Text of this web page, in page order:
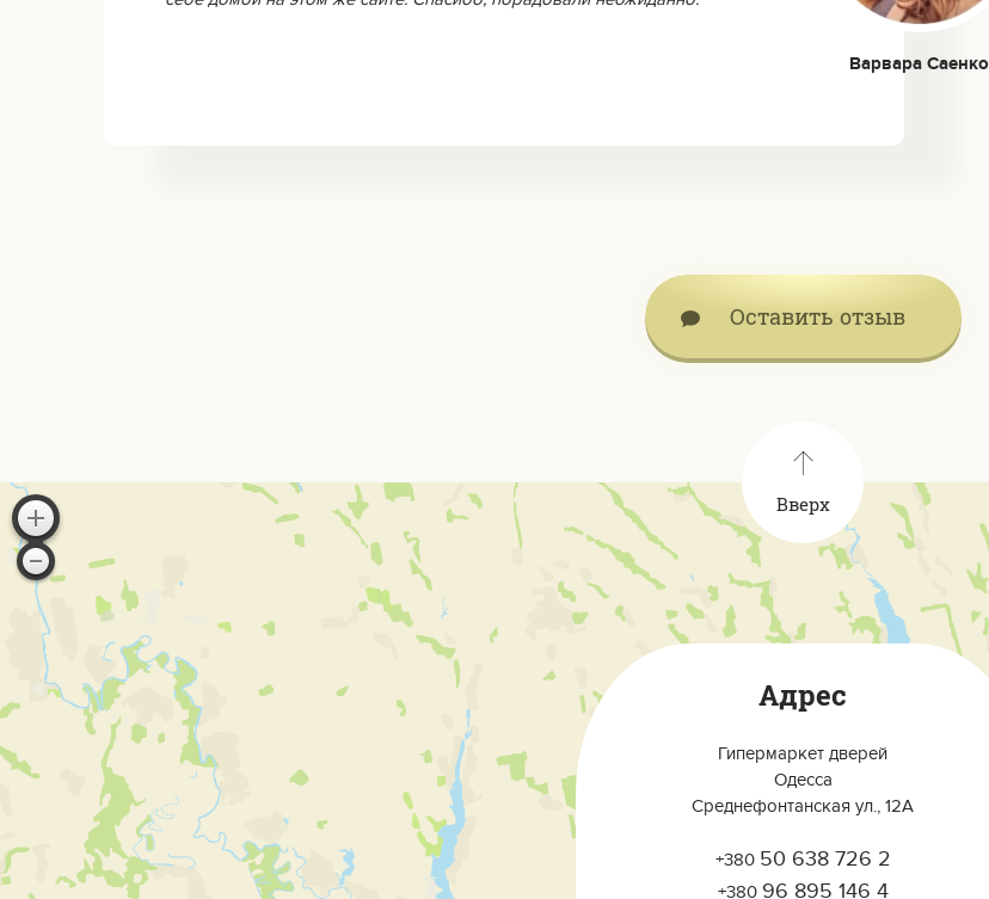
Варвара Саенко
Оставить отзыв
Вверх
Адрес
Гипермаркет дверей
Одесса
Среднефонтанская ул., 12А
+380 50 638 726 2
+380 96 895 146 4